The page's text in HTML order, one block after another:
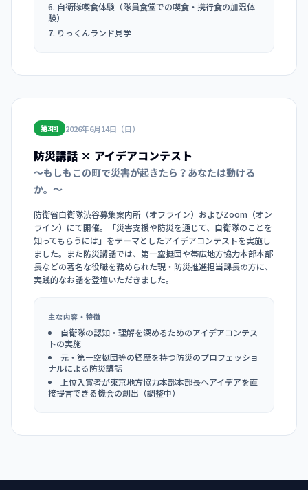
自衛隊喫食体験（隊員食堂での喫食・携行食の加温体
験）
りっくんランド見学
第3回 2026年6月14日（日）
防災講話 × アイデアコンテスト
〜もしもこの町で災害が起きたら？あなたは動ける
か。〜
防衛省自衛隊渋谷募集案内所（オフライン）およびZoom（オン
ライン）にて開催。「災害支援や防災を通じて、自衛隊のことを
知ってもらうには」をテーマとしたアイデアコンテストを実施し
ました。また防災講話では、第一空挺団や帯広地方協力本部本部
長などの著名な役職を務められた現・防災推進担当課長の方に、
実践的なお話を登壇いただきました。
主な内容・特徴
自衛隊の認知・理解を深めるためのアイデアコンテス
トの実施
元・第一空挺団等の経歴を持つ防災のプロフェッショ
ナルによる防災講話
上位入賞者が東京地方協力本部本部長へアイデアを直
接提言できる機会の創出（調整中）